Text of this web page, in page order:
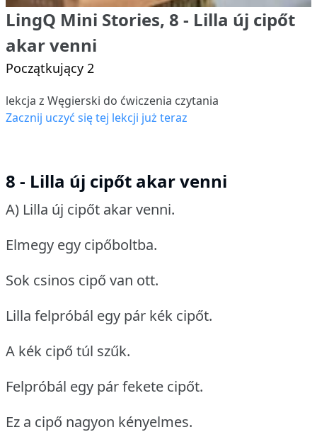
LingQ Mini Stories, 8 - Lilla új cipőt
akar venni
Początkujący 2
lekcja z Węgierski do ćwiczenia czytania
Zacznij uczyć się tej lekcji już teraz
8 - Lilla új cipőt akar venni
A) Lilla új cipőt akar venni.
Elmegy egy cipőboltba.
Sok csinos cipő van ott.
Lilla felpróbál egy pár kék cipőt.
A kék cipő túl szűk.
Felpróbál egy pár fekete cipőt.
Ez a cipő nagyon kényelmes.